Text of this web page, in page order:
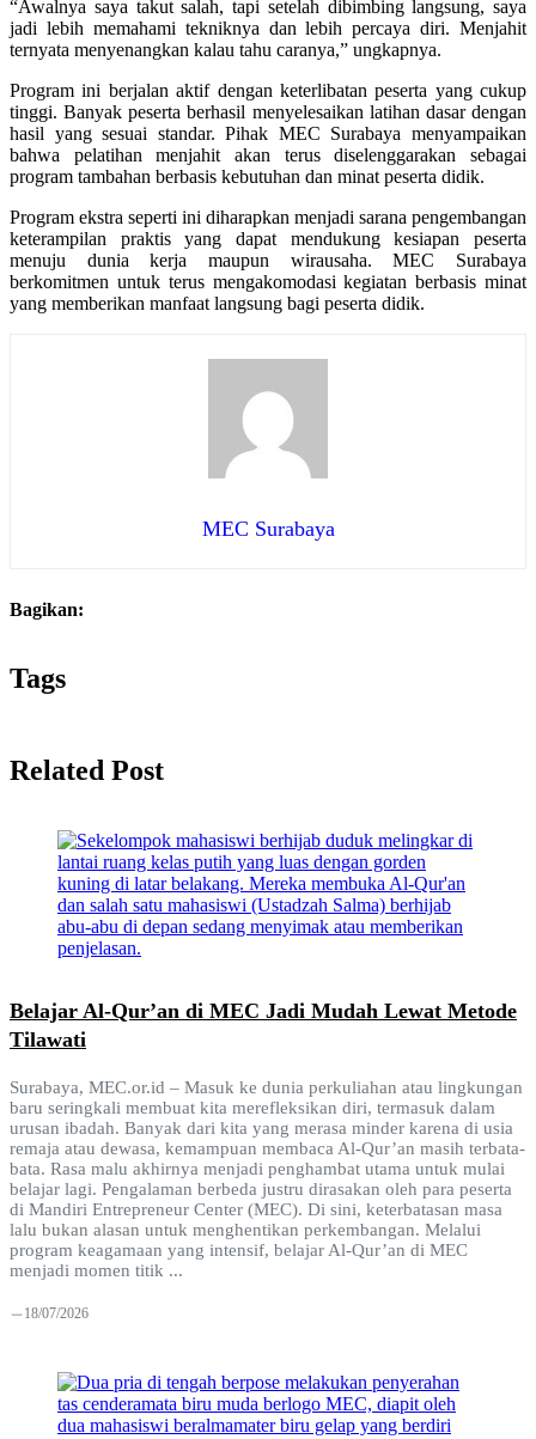
“Awalnya saya takut salah, tapi setelah dibimbing langsung, saya
jadi lebih memahami tekniknya dan lebih percaya diri. Menjahit
ternyata menyenangkan kalau tahu caranya,” ungkapnya.
Program ini berjalan aktif dengan keterlibatan peserta yang cukup
tinggi. Banyak peserta berhasil menyelesaikan latihan dasar dengan
hasil yang sesuai standar. Pihak MEC Surabaya menyampaikan
bahwa pelatihan menjahit akan terus diselenggarakan sebagai
program tambahan berbasis kebutuhan dan minat peserta didik.
Program ekstra seperti ini diharapkan menjadi sarana pengembangan
keterampilan praktis yang dapat mendukung kesiapan peserta
menuju dunia kerja maupun wirausaha. MEC Surabaya
berkomitmen untuk terus mengakomodasi kegiatan berbasis minat
yang memberikan manfaat langsung bagi peserta didik.
MEC Surabaya
Bagikan:
Tags
Related Post
Belajar Al-Qur’an di MEC Jadi Mudah Lewat Metode
Tilawati
Surabaya, MEC.or.id – Masuk ke dunia perkuliahan atau lingkungan
baru seringkali membuat kita merefleksikan diri, termasuk dalam
urusan ibadah. Banyak dari kita yang merasa minder karena di usia
remaja atau dewasa, kemampuan membaca Al-Qur’an masih terbata-
bata. Rasa malu akhirnya menjadi penghambat utama untuk mulai
belajar lagi. Pengalaman berbeda justru dirasakan oleh para peserta
di Mandiri Entrepreneur Center (MEC). Di sini, keterbatasan masa
lalu bukan alasan untuk menghentikan perkembangan. Melalui
program keagamaan yang intensif, belajar Al-Qur’an di MEC
menjadi momen titik ...
18/07/2026